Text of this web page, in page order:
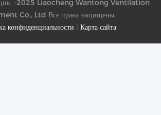
конфиденциальности Карта сайта
-2025 Liaocheng Wantong Ventilation
Co., Ltd Все права защищены.